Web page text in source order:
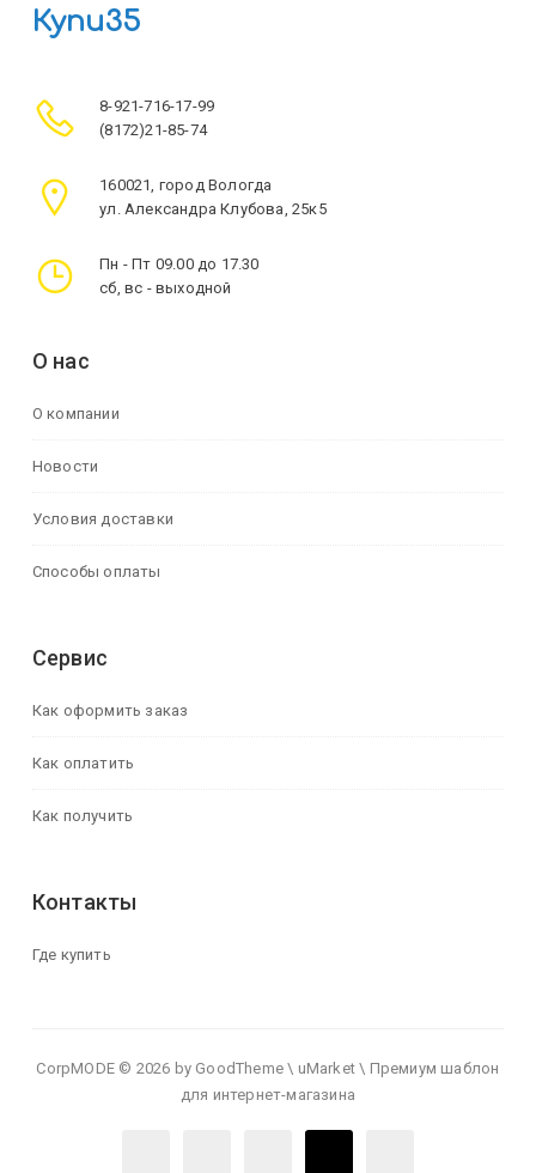
Купи35
8-921-716-17-99
(8172)21-85-74
160021, город Вологда
ул. Александра Клубова, 25к5
Пн - Пт 09.00 до 17.30
сб, вс - выходной
О нас
О компании
Новости
Условия доставки
Способы оплаты
Сервис
Как оформить заказ
Как оплатить
Как получить
Контакты
Где купить
CorpMODE © 2026 by GoodTheme \ uMarket \ Премиум шаблон
для интернет-магазина